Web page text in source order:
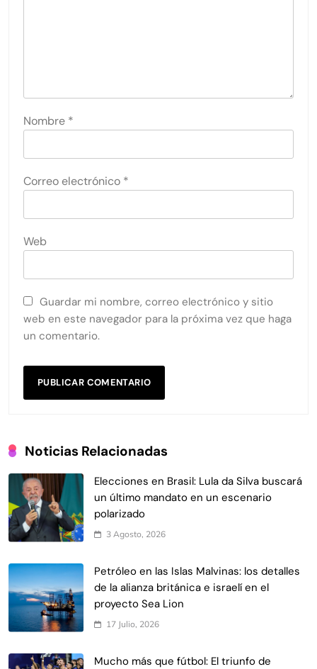
Nombre *
Correo electrónico *
Web
Guardar mi nombre, correo electrónico y sitio
web en este navegador para la próxima vez que haga
un comentario.
Noticias Relacionadas
Elecciones en Brasil: Lula da Silva buscará
un último mandato en un escenario
polarizado
3 Agosto, 2026
Petróleo en las Islas Malvinas: los detalles
de la alianza británica e israelí en el
proyecto Sea Lion
17 Julio, 2026
Mucho más que fútbol: El triunfo de